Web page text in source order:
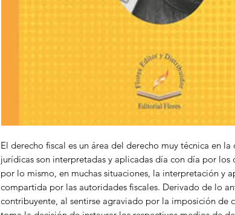
El derecho fiscal es un área del derecho muy técnica en la
jurídicas son interpretadas y aplicadas día con día por los
por lo mismo, en muchas situaciones, la interpretación y
compartida por las autoridades fiscales. Derivado de lo
contribuyente, al sentirse agraviado por la imposición de